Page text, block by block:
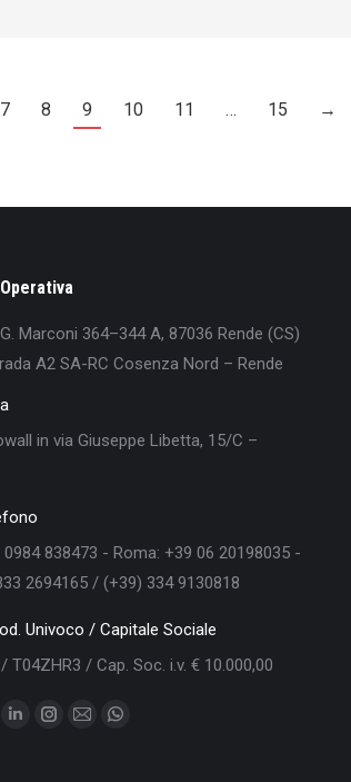
7 8 9 10 11 … 15 →
Marconi 364–344 A, 87036 Rende (CS)
A2 SA-RC Cosenza Nord – Rende
in via Giuseppe Libetta, 15/C –
838473 - Roma: +39 06 20198035 -
2694165 / (+39) 334 9130818
Univoco / Capitale Sociale
T04ZHR3 / Cap. Soc. i.v. € 10.000,00
LinkedinInstagram
Mail Whatsapp